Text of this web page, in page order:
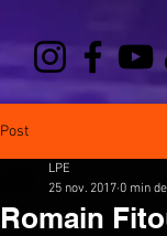
Post
Romain
LPE
25 nov. 2017 0 min